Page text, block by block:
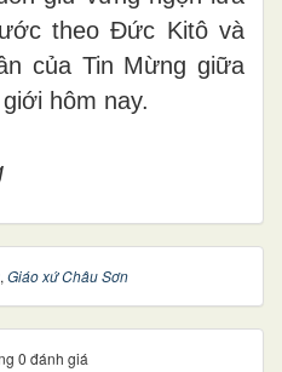
theo Đức Kitô và
của Tin Mừng giữa
hôm nay.
, Giáo xứ Châu Sơn
0 đánh giá